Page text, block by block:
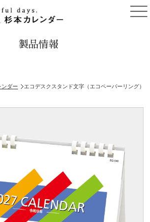
製品情報
ンダー エコデスクスタンド文字（エコペーパーリング）